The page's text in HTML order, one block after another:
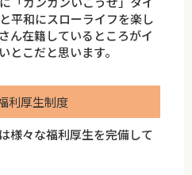
平和にスローライフを楽し
ん在籍しているところがイ
とこだと思います。
利厚生制度
様々な福利厚生を完備して